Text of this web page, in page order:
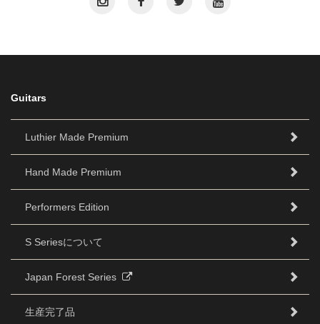
Guitars
Luthier Made Premium
Hand Made Premium
Performers Edition
S Seriesについて
Japan Forest Series
生産完了品